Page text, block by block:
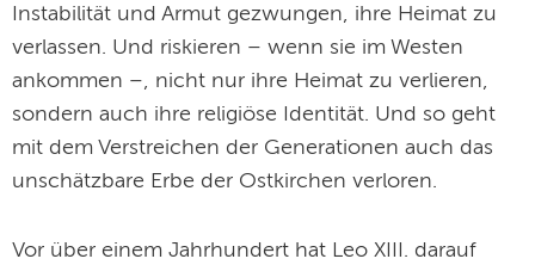
Instabilität und Armut gezwungen, ihre Heimat zu
verlassen. Und riskieren – wenn sie im Westen
ankommen –, nicht nur ihre Heimat zu verlieren,
sondern auch ihre religiöse Identität. Und so geht
mit dem Verstreichen der Generationen auch das
unschätzbare Erbe der Ostkirchen verloren.
Vor über einem Jahrhundert hat Leo XIII. darauf